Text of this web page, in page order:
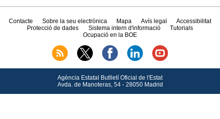
Contacte Sobre la seu electrònica Mapa Avís legal
Accessibilitat
Protecció de dades
Sistema intern d'informació
Tutorials
Ocupació en la BOE
Agència Estatal Butlletí Oficial de l'Estat
Avda.de Manoteras, 54 - 28050 Madrid